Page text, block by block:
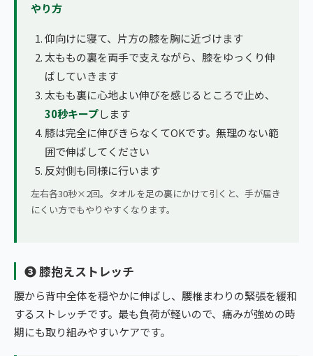
やり方
仰向けに寝て、片方の膝を胸に近づけます
太ももの裏を両手で支えながら、膝をゆっくり伸
ばしていきます
太もも裏に心地よい伸びを感じるところで止め、
30秒キープします
膝は完全に伸びきらなくてOKです。無理のない範
囲で伸ばしてください
反対側も同様に行います
左右各30秒×2回。タオルを足の裏にかけて引くと、手が届き
にくい方でもやりやすくなります。
❸ 膝抱えストレッチ
腰から背中全体を穏やかに伸ばし、腰椎まわりの緊張を緩和
するストレッチです。最も負荷が軽いので、痛みが強めの時
期にも取り組みやすいケアです。